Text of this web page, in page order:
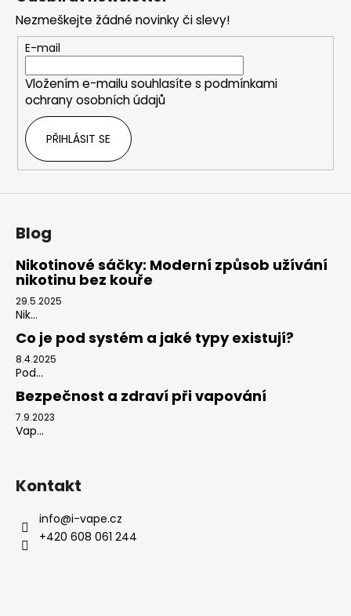
Nezmeškejte žádné novinky či slevy!
E-mail
Vložením e-mailu souhlasíte s podmínkami
ochrany osobních údajů
PŘIHLÁSIT SE
Blog
Nikotinové sáčky: Moderní způsob užívání
nikotinu bez kouře
29.5.2025
Nik...
Co je pod systém a jaké typy existují?
8.4.2025
Pod...
Bezpečnost a zdraví při vapování
7.9.2023
Vap...
Kontakt
info@i-vape.cz
+420 608 061 244